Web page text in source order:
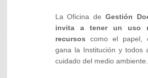
La Oficina de Gestión
invita a tener un uso
recursos como el papel,
gana la Institución y todos
cuidado del medio ambiente.